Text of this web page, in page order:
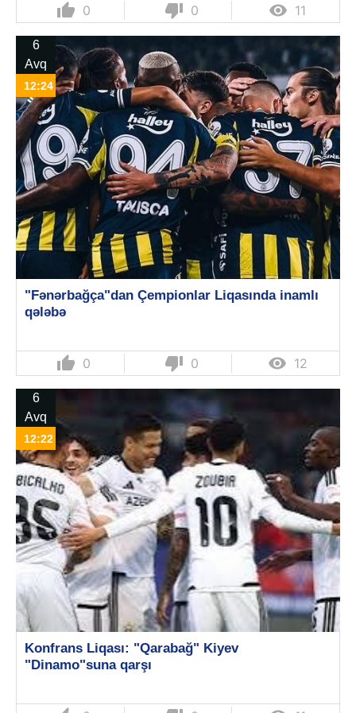
thumb_up 0 thumb_down 0  11
6
Avq
12:24
"Fənərbağça"dan Çempionlar Liqasında inamlı
qələbə
thumb_up 0 thumb_down 0  12
6
Avq
12:22
Konfrans Liqası: "Qarabağ" Kiyev
"Dinamo"suna qarşı